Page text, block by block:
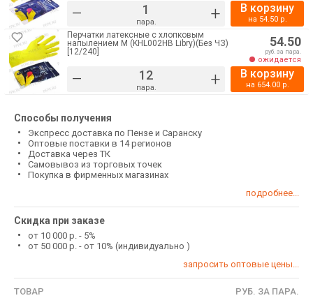
– пара. + В корзину
на 54.50р.
Перчатки латексные с хлопковым
напылением M (KHL002HB Libry)(Без ЧЗ)
[12/240]
– пара. +
54.50
руб. за пара.
ожидается
В корзину
на 654.00р.
Способы получения
Экспресс доставка по Пензе и Саранску
Оптовые поставки в 14 регионов
Доставка через ТК
Самовывоз из торговых точек
Покупка в фирменных магазинах
подробнее...
Скидка при заказе
от 10 000 р. - 5%
от 50 000 р. - от 10% (индивидуально )
запросить оптовые цены...
ТОВАР РУБ. ЗА ПАРА.